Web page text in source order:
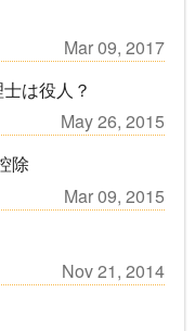
Mar 09, 2017
は役人？
May 26, 2015
除
Mar 09, 2015
Nov 21, 2014